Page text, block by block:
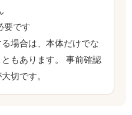
要です
場合は、本体だけでな
もあります。 事前確認
切です。